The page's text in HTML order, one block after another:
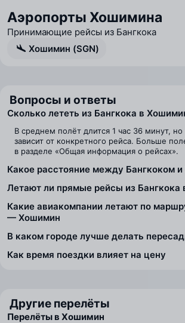
Аэропорты Хошимина
Принимающие рейсы из Бангкока
Хошимин (SGN)
Вопросы и ответы
Сколько лететь из Бангкока в
В среднем полёт длится 1 час 36 минут,
зависит от конкретного рейса. Больше
в разделе «Общая информация о рейсах».
Какое расстояние между Бангкоком
Летают ли прямые рейсы из Бангкока
Какие авиакомпании летают по
— Хошимин
В каком городе лучше делать
Как время поездки влияет на цену
Другие перелёты
Перелёты в Хошимин